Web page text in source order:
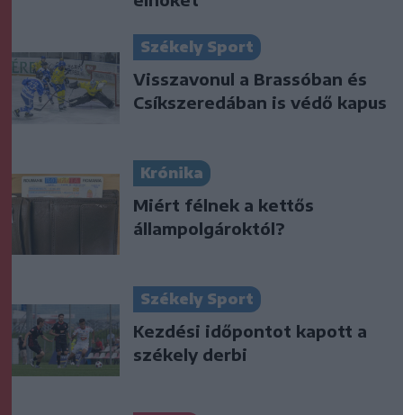
Székely Sport
Visszavonul a Brassóban és
Csíkszeredában is védő kapus
Krónika
Miért félnek a kettős
állampolgároktól?
Székely Sport
Kezdési időpontot kapott a
székely derbi